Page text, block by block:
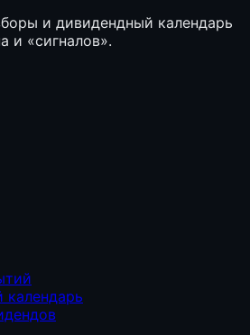
и дивидендный календарь
и «сигналов».
календарь